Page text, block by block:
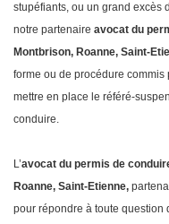
stupéfiants, ou un grand excès
notre partenaire avocat du
Montbrison, Roanne, Saint-
forme ou de procédure commis
mettre en place le référé-
conduire.
L’avocat du permis de
Roanne, Saint-Etienne,
pour répondre à toute question